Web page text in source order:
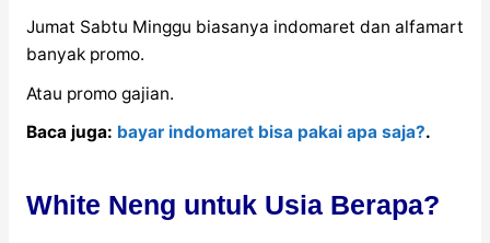
Jumat Sabtu Minggu biasanya indomaret dan alfamart
banyak promo.
Atau promo gajian.
Baca juga: bayar indomaret bisa pakai apa saja?.
White Neng untuk Usia Berapa?